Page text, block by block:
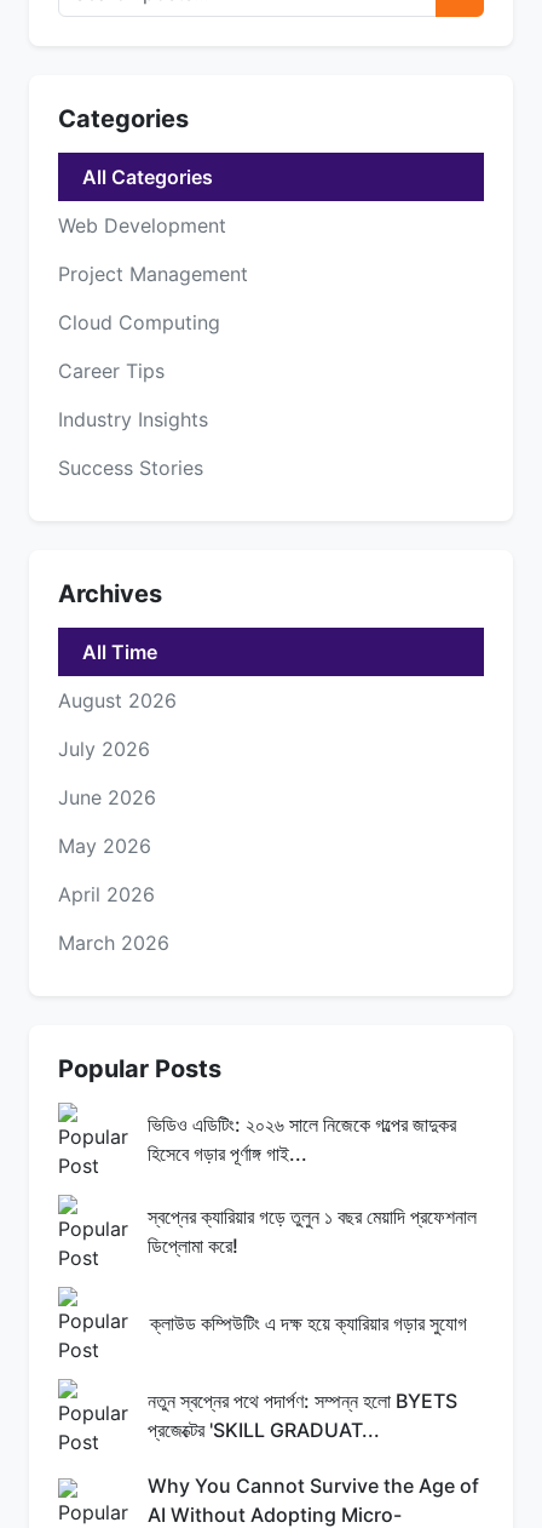
Categories
All Categories
Web Development
Project Management
Cloud Computing
Career Tips
Industry Insights
Success Stories
Archives
All Time
August 2026
July 2026
June 2026
May 2026
April 2026
March 2026
Popular Posts
ভিডিও এডিটিং: ২০২৬ সালে নিজেকে গল্পের জাদুকর
হিসেবে গড়ার পূর্ণাঙ্গ গাই...
স্বপ্নের ক্যারিয়ার গড়ে তুলুন ১ বছর মেয়াদি প্রফেশনাল
ডিপ্লোমা করে!
ক্লাউড কম্পিউটিং এ দক্ষ হয়ে ক্যারিয়ার গড়ার সুযোগ
নতুন স্বপ্নের পথে পদার্পণ: সম্পন্ন হলো BYETS
প্রজেক্টের 'SKILL GRADUAT...
Why You Cannot Survive the Age of
AI Without Adopting Micro-